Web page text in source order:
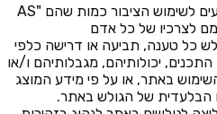
התכנים באתר מוצעים לשימוש הציבור כמות שהם "AS
כל טענה, תביעה או דרישה כלפי
יכולותיהם, מגבלותיהם ו/או
באתר, או על פי מידע המוצג
הבלעדית של הגולש באתר.